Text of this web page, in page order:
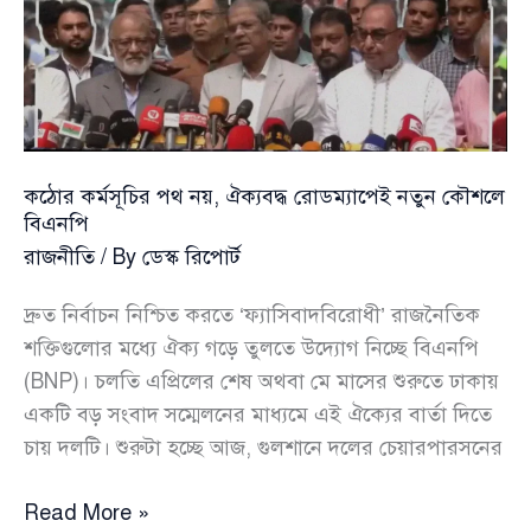
২১৭
আসনের
তালিকা
কঠোর কর্মসূচির পথ নয়, ঐক্যবদ্ধ রোডম্যাপেই নতুন কৌশলে
বিএনপি
রাজনীতি/ By ডেস্ক রিপোর্ট
দ্রুত নির্বাচন নিশ্চিত করতে ‘ফ্যাসিবাদবিরোধী’ রাজনৈতিক
শক্তিগুলোর মধ্যে ঐক্য গড়ে তুলতে উদ্যোগ নিচ্ছে বিএনপি
(BNP)। চলতি এপ্রিলের শেষ অথবা মে মাসের শুরুতে ঢাকায়
একটি বড় সংবাদ সম্মেলনের মাধ্যমে এই ঐক্যের বার্তা দিতে
চায় দলটি। শুরুটা হচ্ছে আজ, গুলশানে দলের চেয়ারপারসনের
কঠোর
Read More »